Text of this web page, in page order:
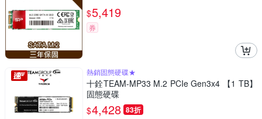
$5,419
券
熱銷固態硬碟★
十銓TEAM-MP33 M.2 PCIe Gen3x4 【1 TB】
固態硬碟
$4,428 83折